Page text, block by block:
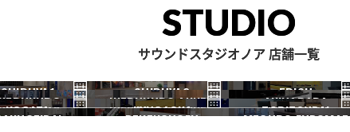
STUDIO
サウンドスタジオノア 店舗一覧
SHIBUYA1
渋谷1号
SHIBUYA2
渋谷2号
EBISU
恵比寿
池袋
IKEBUKURO ANNEX
池袋ANNEX
AKIHABARA
秋葉原
NOGATA JIYUGAOKA TORITSUDAI
DENENCHOFU MEGURO FUDOMAE